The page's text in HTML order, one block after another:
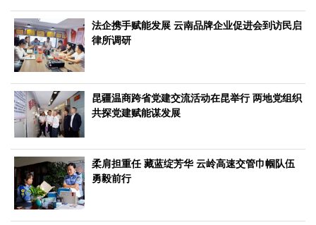
科教
科技观察 创新前沿
三农
智慧农业 智慧乡村 基层之声
国防
国际
中国与世界 国际视点
法企携手赋能发展 云南品牌企业促进会到访民启
律所调研
昆疆温商跨省党建交流活动在昆举行 两地党组织
共探党建赋能谋发展
柔肩担重任 藏蓝绽芳华 云岭高速交管巾帼队伍
勇毅前行